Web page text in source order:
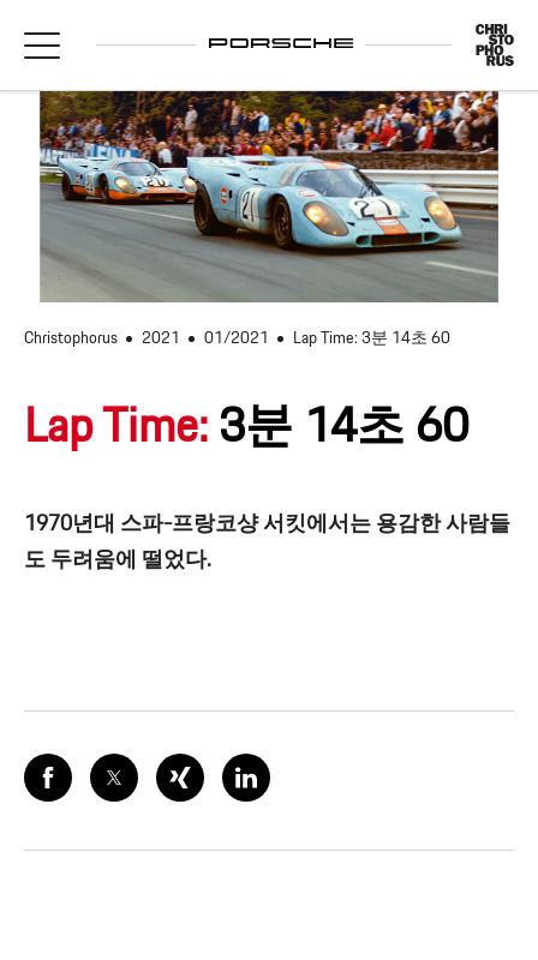
Christophorus 2021 01/2021 Lap Time: 3분 14초 60
Lap Time:3분 14초 60
1970년대 스파-프랑코샹 서킷에서는 용감한 사람들
도 두려움에 떨었다.